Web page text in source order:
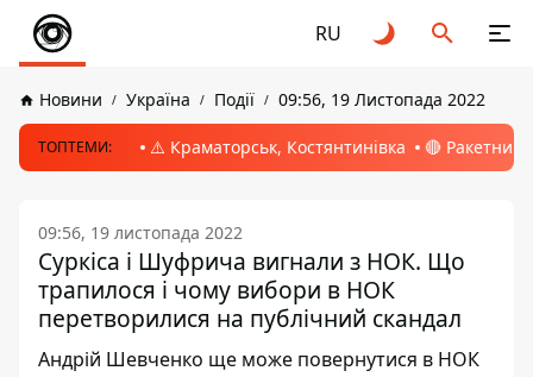
RU
Новини Україна Події 09:56, 19 Листопада 2022
ТОПТЕМИ: ⚠️ Краматорськ, Костянтинівка 🔴 Ракетний
09:56, 19 листопада 2022
Суркіса і Шуфрича вигнали з НОК. Що
трапилося і чому вибори в НОК
перетворилися на публічний скандал
Андрій Шевченко ще може повернутися в НОК